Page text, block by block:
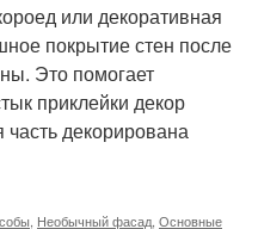
или декоративная
покрытие стен после
Это помогает
приклейки декор
декорирована
Необычный фасад Основные